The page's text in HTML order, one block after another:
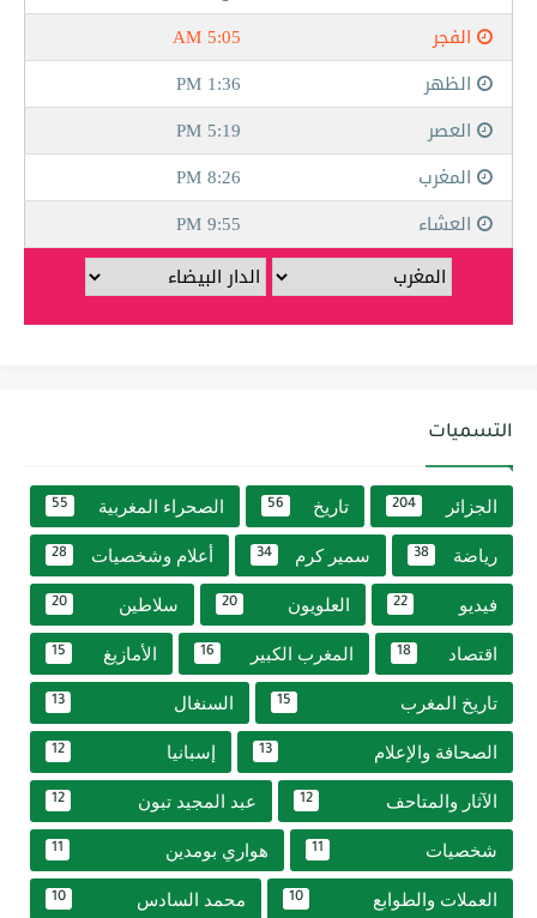
التسميات
الجزائر 204 تاريخ 56 الصحراء المغربية 55
رياضة 38 سمير كرم 34 أعلام وشخصيات 28
فيديو 22 العلويون 20 سلاطين 20
اقتصاد 18 المغرب الكبير 16 الأمازيغ 15
تاريخ المغرب 15 السنغال 13
الصحافة والإعلام 13 إسبانيا 12
الآثار والمتاحف 12 عبد المجيد تبون 12
شخصيات 11 هواري بومدين 11
العملات والطوابع 10 محمد السادس 10